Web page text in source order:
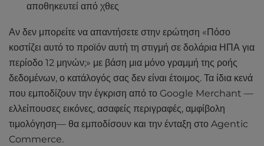
αποθηκευτεί από χθες
Αν δεν μπορείτε να απαντήσετε στην ερώτηση «Πόσο
κοστίζει αυτό το προϊόν αυτή τη στιγμή σε δολάρια ΗΠΑ για
περίοδο 12 μηνών;» με βάση μια μόνο γραμμή της ροής
δεδομένων, ο κατάλογός σας δεν είναι έτοιμος. Τα ίδια κενά
που εμποδίζουν την έγκριση από το Google Merchant —
ελλείπουσες εικόνες, ασαφείς περιγραφές, αμφίβολη
τιμολόγηση— θα εμποδίσουν και την ένταξη στο Agentic
Commerce.